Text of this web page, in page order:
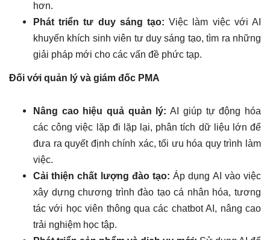
hơn.
Phát triển tư duy sáng tạo: Việc làm việc với AI
khuyến khích sinh viên tư duy sáng tạo, tìm ra những
giải pháp mới cho các vấn đề phức tạp.
Đối với quản lý và giám đốc PMA
Nâng cao hiệu quả quản lý: AI giúp tự động hóa
các công việc lặp đi lặp lại, phân tích dữ liệu lớn để
đưa ra quyết định chính xác, tối ưu hóa quy trình làm
việc.
Cải thiện chất lượng đào tạo: Áp dụng AI vào việc
xây dựng chương trình đào tạo cá nhân hóa, tương
tác với học viên thông qua các chatbot AI, nâng cao
trải nghiệm học tập.